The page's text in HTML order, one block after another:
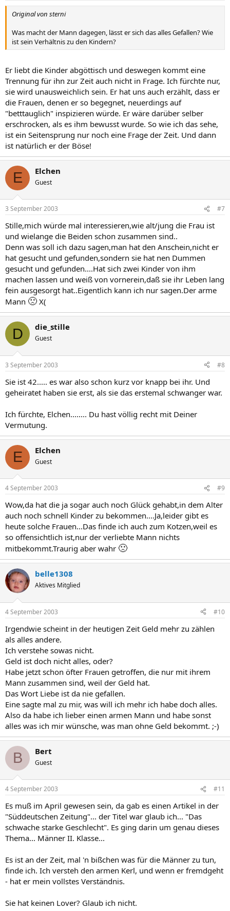
Original von sterni
Was macht der Mann dagegen, lässt er sich das alles Gefallen? Wie
ist sein Verhältnis zu den Kindern?
Er liebt die Kinder abgöttisch und deswegen kommt eine
Trennung für ihn zur Zeit auch nicht in Frage. Ich fürchte nur,
sie wird unausweichlich sein. Er hat uns auch erzählt, dass er
die Frauen, denen er so begegnet, neuerdings auf
"betttauglich" inspizieren würde. Er wäre darüber selber
erschrocken, als es ihm bewusst wurde. So wie ich das sehe,
ist ein Seitensprung nur noch eine Frage der Zeit. Und dann
ist natürlich er der Böse!
E Elchen
Guest
3 September 2003 #7
Stille,mich würde mal interessieren,wie alt/jung die Frau ist
und wielange die Beiden schon zusammen sind..
Denn was soll ich dazu sagen,man hat den Anschein,nicht er
hat gesucht und gefunden,sondern sie hat nen Dummen
gesucht und gefunden....Hat sich zwei Kinder von ihm
machen lassen und weiß von vornerein,daß sie ihr Leben lang
fein ausgesorgt hat..Eigentlich kann ich nur sagen.Der arme
Mann 🙁 X(
D die_stille
Guest
3 September 2003 #8
Sie ist 42..... es war also schon kurz vor knapp bei ihr. Und
geheiratet haben sie erst, als sie das erstemal schwanger war.
Ich fürchte, Elchen........ Du hast völlig recht mit Deiner
Vermutung.
E Elchen
Guest
4 September 2003 #9
Wow,da hat die ja sogar auch noch Glück gehabt,in dem Alter
auch noch schnell Kinder zu bekommen....Ja,leider gibt es
heute solche Frauen...Das finde ich auch zum Kotzen,weil es
so offensichtlich ist,nur der verliebte Mann nichts
mitbekommt.Traurig aber wahr 🙁
belle1308
Aktives Mitglied
4 September 2003 #10
Irgendwie scheint in der heutigen Zeit Geld mehr zu zählen
als alles andere.
Ich verstehe sowas nicht.
Geld ist doch nicht alles, oder?
Habe jetzt schon öfter Frauen getroffen, die nur mit ihrem
Mann zusammen sind, weil der Geld hat.
Das Wort Liebe ist da nie gefallen.
Eine sagte mal zu mir, was will ich mehr ich habe doch alles.
Also da habe ich lieber einen armen Mann und habe sonst
alles was ich mir wünsche, was man ohne Geld bekommt. ;-)
B Bert
Guest
4 September 2003 #11
Es muß im April gewesen sein, da gab es einen Artikel in der
"Süddeutschen Zeitung"... der Titel war glaub ich... "Das
schwache starke Geschlecht". Es ging darin um genau dieses
Thema... Männer II. Klasse...
Es ist an der Zeit, mal 'n bißchen was für die Männer zu tun,
finde ich. Ich versteh den armen Kerl, und wenn er fremdgeht
- hat er mein vollstes Verständnis.
Sie hat keinen Lover? Glaub ich nicht.